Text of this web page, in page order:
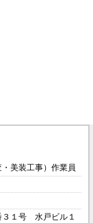
美装工事）作業員
３１号 水戸ビル１